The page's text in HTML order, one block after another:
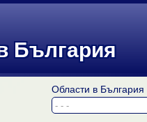
България
Области в България